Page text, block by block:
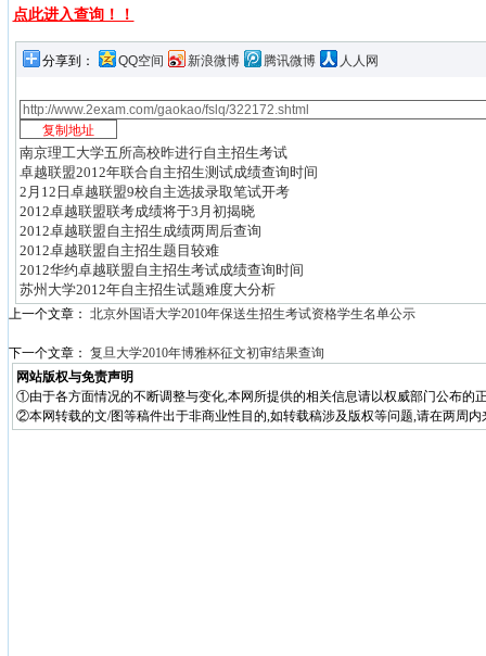
点此进入查询！！
分享到： QQ空间 新浪微博 腾讯微博 人人网
南京理工大学五所高校昨进行自主招生考试
卓越联盟2012年联合自主招生测试成绩查询时间
2月12日卓越联盟9校自主选拔录取笔试开考
2012卓越联盟联考成绩将于3月初揭晓
2012卓越联盟自主招生成绩两周后查询
2012卓越联盟自主招生题目较难
2012华约卓越联盟自主招生考试成绩查询时间
苏州大学2012年自主招生试题难度大分析
上一个文章： 北京外国语大学2010年保送生招生考试资格学生名单公示
下一个文章： 复旦大学2010年博雅杯征文初审结果查询
网站版权与免责声明
①由于各方面情况的不断调整与变化,本网所提供的相关信息请以权威部门公布的
②本网转载的文/图等稿件出于非商业性目的,如转载稿涉及版权等问题,请在两周内